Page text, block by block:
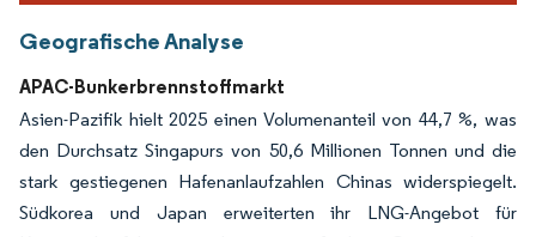
Geografische Analyse
APAC-Bunkerbrennstoffmarkt
Asien-Pazifik hielt 2025 einen Volumenanteil von 44,7 %, was
den Durchsatz Singapurs von 50,6 Millionen Tonnen und die
stark gestiegenen Hafenanlaufzahlen Chinas widerspiegelt.
Südkorea und Japan erweiterten ihr LNG-Angebot für